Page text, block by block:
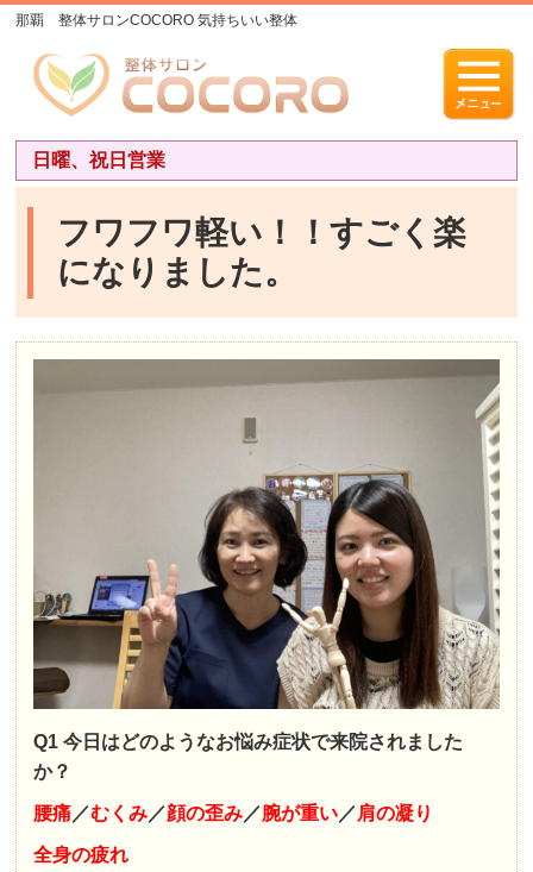
那覇 整体サロンCOCORO 気持ちいい整体
日曜、祝日営業
フワフワ軽い！！すごく楽
になりました。
Q1 今日はどのようなお悩み症状で来院されました
か？
腰痛／むくみ／顔の歪み／腕が重い／ 肩の凝り
全身の疲れ